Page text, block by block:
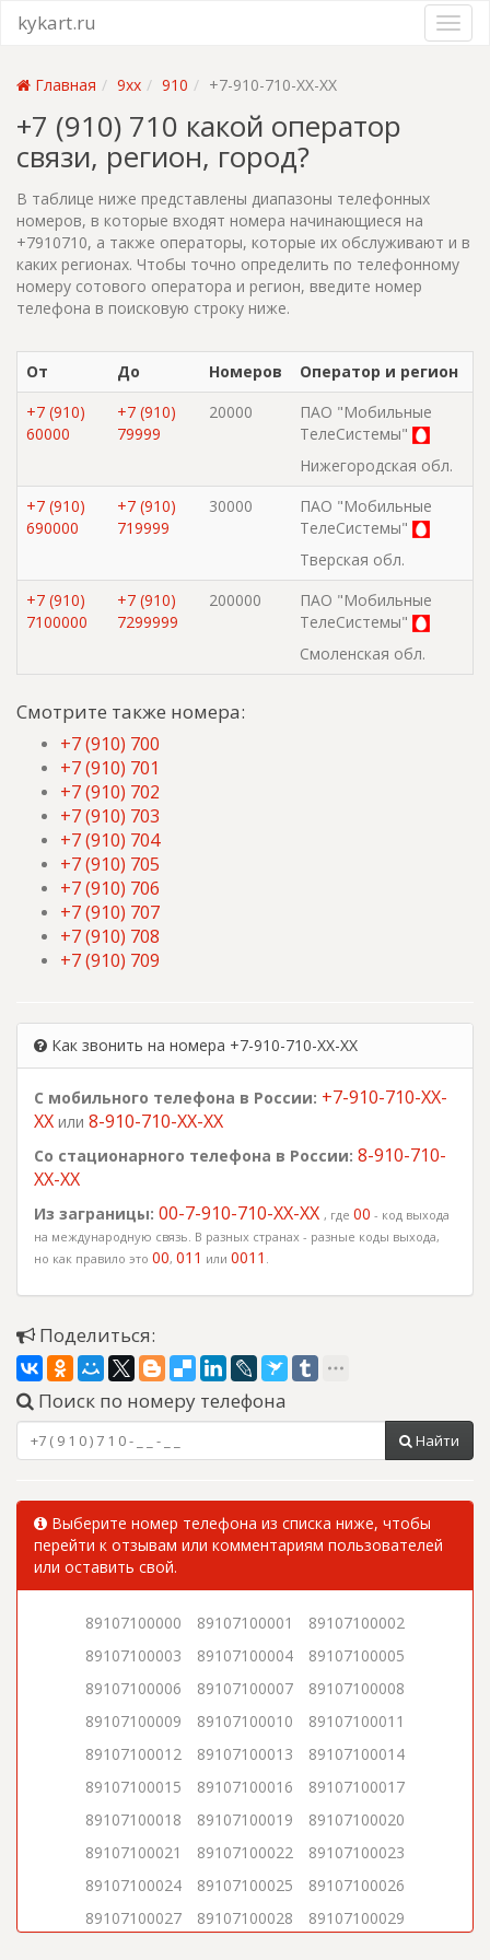
kykart.ru
Главная 9xx 910 +7-910-710-XX-XX
+7 (910) 710 какой оператор
связи, регион, город?
В таблице ниже представлены диапазоны телефонных
номеров, в которые входят номера начинающиеся на
+7910710, а также операторы, которые их обслуживают и в
каких регионах. Чтобы точно определить по телефонному
номеру сотового оператора и регион, введите номер
телефона в поисковую строку ниже.
От До Номеров
Оператор и регион
+7 (910)
60000
+7 (910)
79999
20000
ПАО "Мобильные
ТелеСистемы"
Нижегородская обл.
+7 (910)
690000
+7 (910)
719999
30000
ПАО "Мобильные
ТелеСистемы"
Тверская обл.
+7 (910)
7100000
+7 (910)
7299999
200000
ПАО "Мобильные
ТелеСистемы"
Смоленская обл.
Смотрите также номера:
+7 (910) 700
+7 (910) 701
+7 (910) 702
+7 (910) 703
+7 (910) 704
+7 (910) 705
+7 (910) 706
+7 (910) 707
+7 (910) 708
+7 (910) 709
Как звонить на номера +7-910-710-XX-XX
С мобильного телефона в России: +7-910-710-XX-
XX или 8-910-710-XX-XX
Со стационарного телефона в России: 8-910-710-
XX-XX
Из заграницы: 00-7-910-710-XX-XX , где 00 - код выхода
на международную связь. В разных странах - разные коды выхода,
но как правило это 00, 011 или 0011 .
Поделиться:
Поиск по номеру телефона
Найти
Выберите номер телефона из списка ниже, чтобы
перейти к отзывам или комментариям пользователей
или оставить свой.
89107100000 89107100001
89107100002
89107100003
89107100004
89107100005
89107100006
89107100007
89107100008
89107100009
89107100010
89107100011
89107100012
89107100013
89107100014
89107100015
89107100016
89107100017
89107100018
89107100019
89107100020
89107100021
89107100022
89107100023
89107100024
89107100025
89107100026
89107100027
89107100028
89107100029